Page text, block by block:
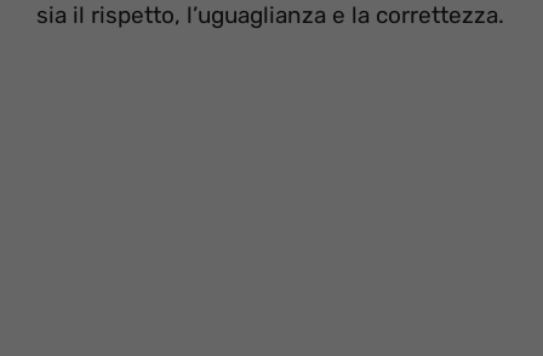
sia il rispetto, l’uguaglianza e la correttezza.